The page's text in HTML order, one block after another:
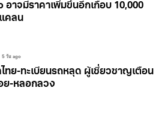
อาจมีราคาเพิ่มขึ้นอีกเกือบ 10,000
คลน
5 วัน ago
ทย-ทะเบียนรถหลุด ผู้เชี่ยวชาญเตือน
ย-หลอกลวง